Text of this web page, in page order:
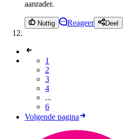
aanrader.
Nuttig Reageer Deel
1
2
3
4
...
6
Volgende pagina